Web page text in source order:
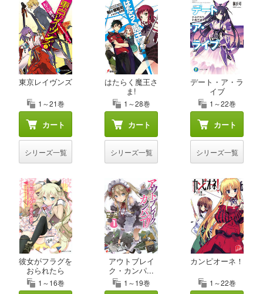
東京レイヴンズ
1～21巻
カート
シリーズ一覧
はたらく魔王さ
ま!
1～28巻
カート
シリーズ一覧
デート・ア・ラ
イブ
1～22巻
カート
シリーズ一覧
彼女がフラグを
おられたら
1～16巻
アウトブレイ
ク・カンパ...
1～19巻
カンピオーネ！
1～22巻